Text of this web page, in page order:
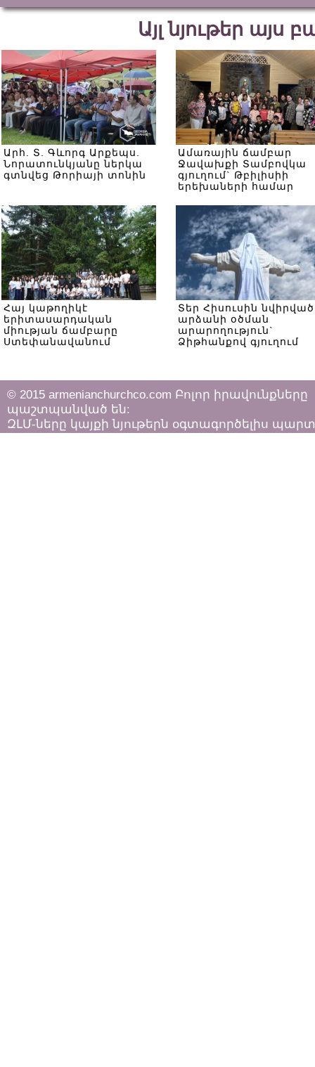
Այլ նյութեր այս
Արհ. Տ. Գևորգ Արքեպս.
Նորատունկյանը ներկա
գտնվեց Թորիայի տոնին
Ամառային ճամբար
Ջավախքի Տամբովկա
գյուղում` Թբիլիսիի
երեխաների համար
Հայ կաթողիկէ
երիտասարդական
միության ճամբարը
Ստեփանավանում
Տեր Հիսուսին նվիրված
արձանի օծման
արարողություն`
Ձիթհանքով գյուղում
© 2015 armenianchurchco.com Բոլոր իրավունքները
պաշտպանված են:
ԶԼՄ-ները կայքի նյութերն օգտագործելիս